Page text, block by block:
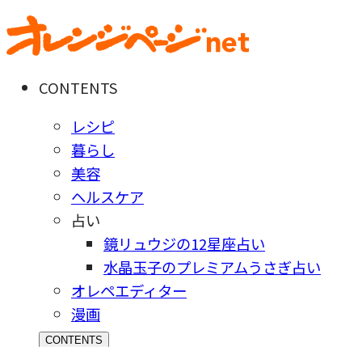
CONTENTS
レシピ
暮らし
美容
ヘルスケア
占い
鏡リュウジの12星座占い
水晶玉子のプレミアムうさぎ占い
オレペエディター
漫画
CONTENTS